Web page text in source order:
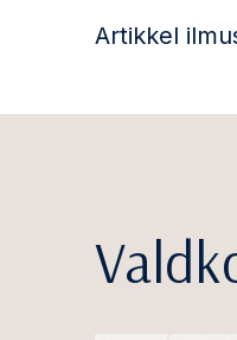
Artikkel